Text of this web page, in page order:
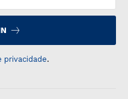
privacidade.